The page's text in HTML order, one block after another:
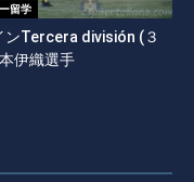
留学
ンTercera división (３
伊織選手